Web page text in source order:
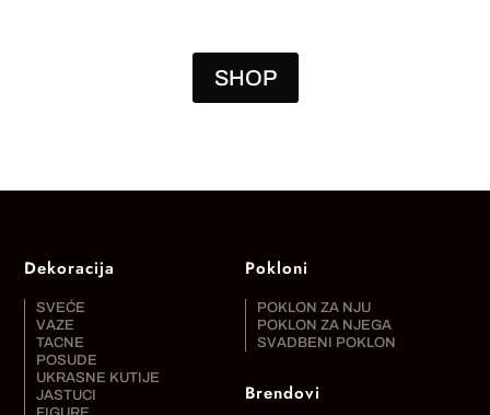
SHOP
Dekoracija
SVEĆE
VAZE
TACNE
POSUDE
UKRASNE KUTIJE
JASTUCI
Pokloni
POKLON ZA NJU
POKLON ZA NJEGA
SVADBENI POKLON
Brendovi